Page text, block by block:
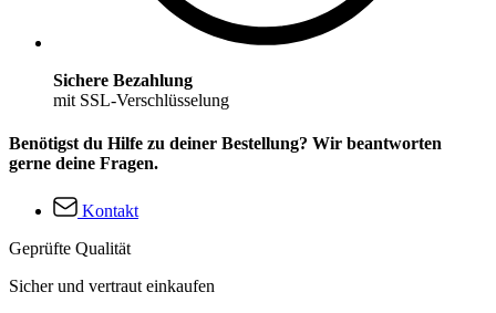
Sichere Bezahlung
mit SSL-Verschlüsselung
Benötigst du Hilfe zu deiner Bestellung? Wir beantworten
gerne deine Fragen.
Kontakt
Geprüfte Qualität
Sicher und vertraut einkaufen